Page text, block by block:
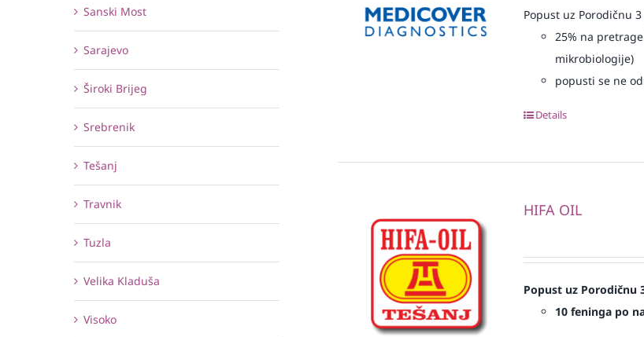
Popust uz Porodičnu
25% na
mikrobiologije)
popusti se ne
Details
HIFA OIL
Popust uz Porodičnu
10 feninga po
Sanski Most
Sarajevo
Široki Brijeg
Srebrenik
Tešanj
Travnik
Tuzla
Velika Kladuša
Visoko